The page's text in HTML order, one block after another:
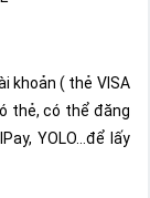
khoản ( thẻ VISA
thẻ, có thể đăng
YOLO…để lấy